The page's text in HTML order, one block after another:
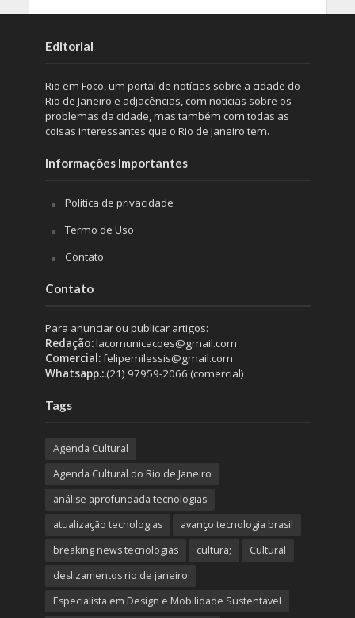
Editorial
Rio em Foco, um portal de notícias sobre a cidade do
Rio de Janeiro e adjacências, com notícias sobre os
problemas da cidade, mas também com todas as
coisas interessantes que o Rio de Janeiro tem.
Informações Importantes
Política de privacidade
Termo de Uso
Contato
Contato
Para anunciar ou publicar artigos:
Redação:lacomunicacoes@gmail.com
Comercial:felipemilessis@gmail.com
Whatsapp.:.(21) 97959-2066 (comercial)
Tags
Agenda Cultural
Agenda Cultural do Rio de Janeiro
análise aprofundada tecnologias
atualização tecnologias
avanço tecnologia brasil
breaking news tecnologias
cultura;
Cultural
deslizamentos rio de janeiro
Especialista em Design e Mobilidade Sustentável